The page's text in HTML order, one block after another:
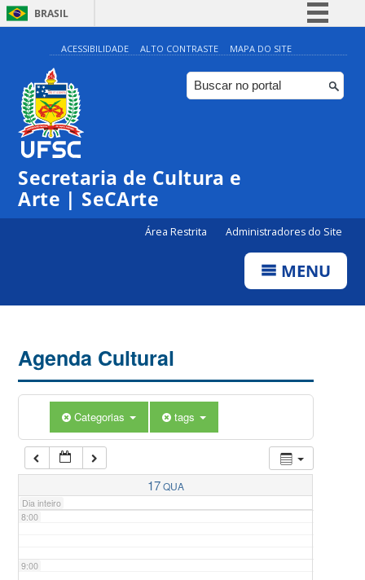
BRASIL
Simplifique!
Comunica BR
Participe
ACESSIBILIDADE ALTO CONTRASTE MAPA DO SITE
Secretaria de Cultura e
Arte | SeCArte
Área Restrita Administradores do Site
MENU
Agenda Cultural
Categorias tags
17QUA
Dia inteiro
0:00
1:00
5:00
7:00
8:00
9:00